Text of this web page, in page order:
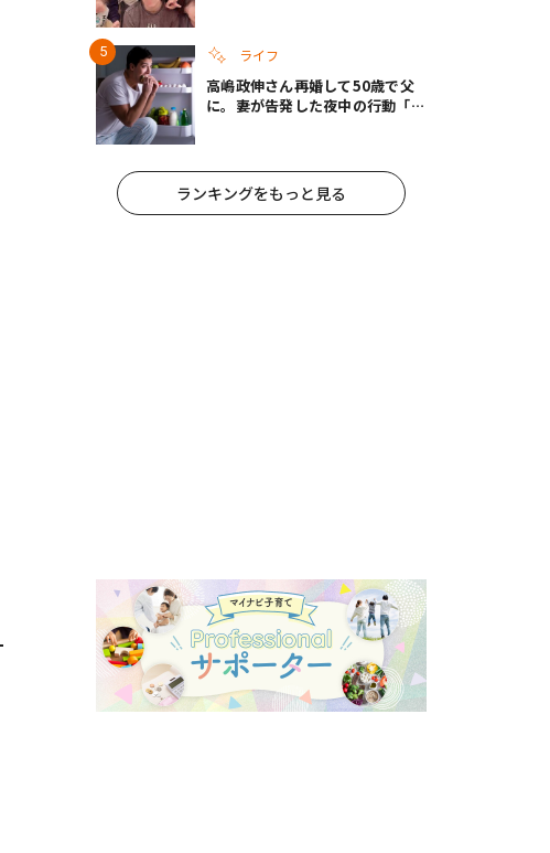
ライフ
高嶋政伸さん再婚して50歳で父
に。妻が告発した夜中の行動「こ
ランキングをもっと見る